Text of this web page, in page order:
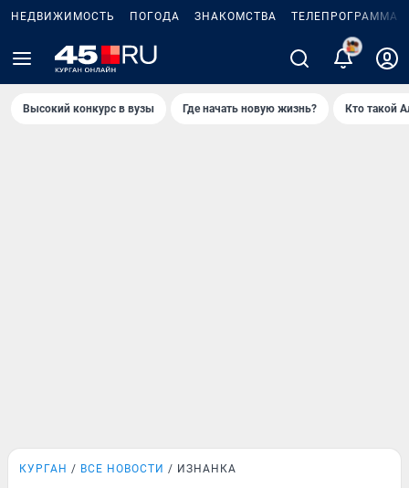
НЕДВИЖИМОСТЬ ПОГОДА ЗНАКОМСТВА ТЕЛЕПРОГРАММА
2
Высокий конкурс в вузы Где начать новую жизнь? Кто такой
КУРГАН ВСЕ НОВОСТИ ИЗНАНКА